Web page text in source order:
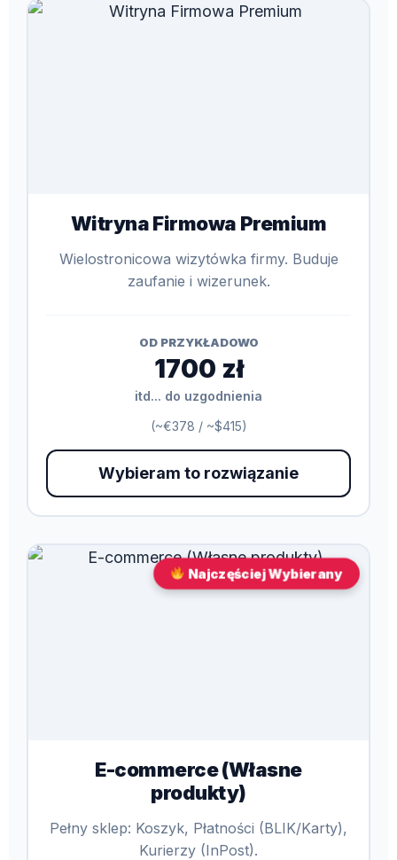
Witryna Firmowa Premium
Wielostronicowa wizytówka firmy. Buduje
zaufanie i wizerunek.
OD PRZYKŁADOWO
1700 zł
itd... do uzgodnienia
(~€378 / ~$415)
Wybieram to rozwiązanie
Najczęściej Wybierany
E-commerce (Własne
produkty)
Pełny sklep: Koszyk, Płatności (BLIK/Karty),
Kurierzy (InPost).